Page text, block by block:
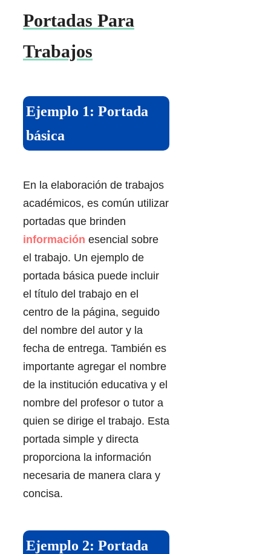
Portadas Para
Trabajos
Ejemplo 1: Portada
básica
En la elaboración de trabajos
académicos, es común utilizar
portadas que brinden
información esencial sobre
el trabajo. Un ejemplo de
portada básica puede incluir
el título del trabajo en el
centro de la página, seguido
del nombre del autor y la
fecha de entrega. También es
importante agregar el nombre
de la institución educativa y el
nombre del profesor o tutor a
quien se dirige el trabajo. Esta
portada simple y directa
proporciona la información
necesaria de manera clara y
concisa.
Ejemplo 2: Portada